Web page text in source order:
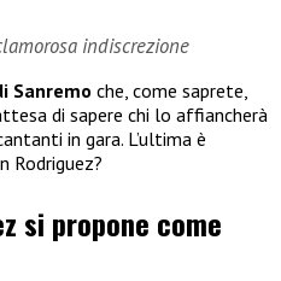
indiscrezione
Sanremo che, come saprete,
di sapere chi lo affiancherà
in gara. L’ultima è
Rodriguez?
si propone come